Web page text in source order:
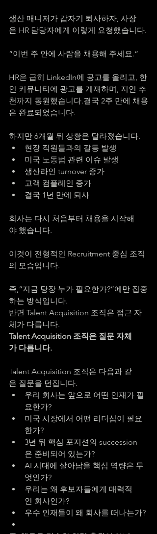
생산 매니저가 갑자기 퇴사하자, 사장
은 HR 담당자에게 이렇게 요청했습니다.
“이번 주 안에 사람을 채용해 주세요.”
HR은 급히 LinkedIn에 공고를 올리고, 한
인 커뮤니티에 광고를 게재하며, 지인 추
천까지 동원했습니다.결국 2주 만에 채용
은 완료되었습니다.
하지만 6개월 뒤 상황은 달라졌습니다.
현장 직원들과의 갈등 발생
미국 노동법 관련 이슈 발생
생산라인 turnover 증가
고객 컴플레인 증가
결국 1년 만에 퇴사
회사는 다시 처음부터 채용을 시작해
야 했습니다.
이것이 전형적인 Recruitment 중심 조직
의 모습입니다.
즉,“지금 당장 누가 필요한가?”에만 집중
하는 방식입니다.
반면 Talent Acquisition 조직은 접근 자
체가 다릅니다.
Talent Acquisition 조직은 질문 자체
가 다릅니다.
Talent Acquisition 조직은 다음과 같
은 질문을 던집니다.
우리 회사는 앞으로 어떤 인재가 필
요한가?
미국 시장에서 어떤 리더십이 필요
한가?
3년 뒤 핵심 포지션의 succession
은 준비되어 있는가?
AI 시대에 살아남을 핵심 역량은 무
엇인가?
우리는 왜 후보자들에게 매력적
인 회사인가?
우수 인재들이 왜 회사를 떠나는가?